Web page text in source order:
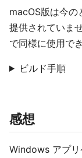
macOS版は今
提供されていま
で同様に使用で
ビルド手順
感想
Windows アプ